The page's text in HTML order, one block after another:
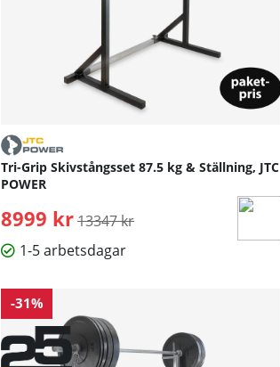
Tri-Grip Skivstångsset 87.5 kg & Ställning, JTC
POWER
8999 kr Ordinarie pris:
13347 kr
1-5 arbetsdagar
-31%